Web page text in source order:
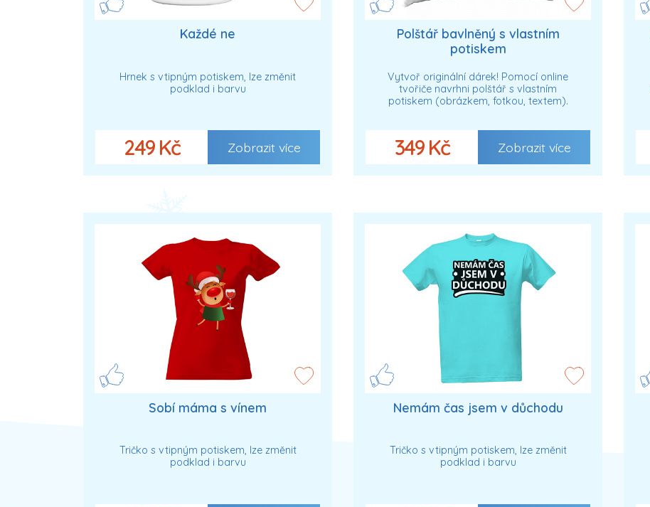
Každé ne
Hrnek s vtipným potiskem, lze změnit
podklad i barvu
249 Kč Zobrazit více
Polštář bavlněný s vlastním
potiskem
Vytvoř originální dárek! Pomocí online
tvořiče navrhni polštář s vlastním
potiskem (obrázkem, fotkou, textem).
349 Kč Zobrazit více
Sobí máma s vínem
Tričko s vtipným potiskem, lze změnit
podklad i barvu
Nemám čas jsem v důchodu
Tričko s vtipným potiskem, lze změnit
podklad i barvu